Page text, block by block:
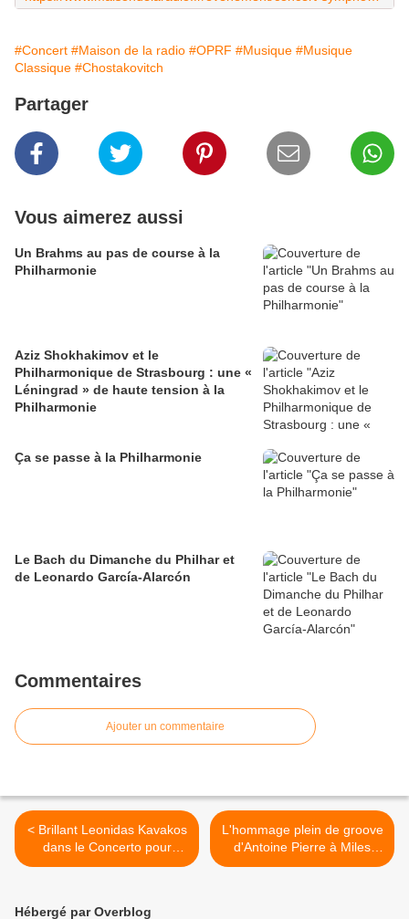
#Concert #Maison de la radio #OPRF #Musique #Musique
Classique #Chostakovitch
Partager
Vous aimerez aussi
Un Brahms au pas de course à la
Philharmonie
Aziz Shokhakimov et le
Philharmonique de Strasbourg : une «
Léningrad » de haute tension à la
Philharmonie
Ça se passe à la Philharmonie
Le Bach du Dimanche du Philhar et
de Leonardo García-Alarcón
Commentaires
Ajouter un commentaire
< Brillant Leonidas Kavakos
dans le Concerto pour
violon de Tchaikovski avec
L'hommage plein de groove
d'Antoine Pierre à Miles
Davis au Studio 104 >
Hébergé par Overblog